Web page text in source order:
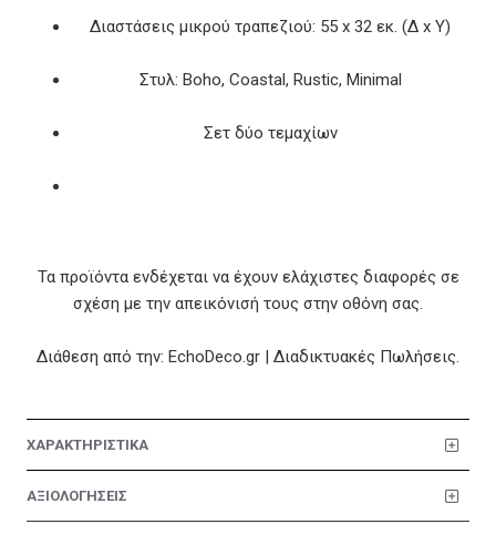
Διαστάσεις μικρού τραπεζιού: 55 x 32 εκ. (Δ x Υ)
Στυλ: Boho, Coastal, Rustic, Minimal
Σετ δύο τεμαχίων
Τα προϊόντα ενδέχεται να έχουν ελάχιστες διαφορές σε
σχέση με την απεικόνισή τους στην οθόνη σας.
Διάθεση από την: EchoDeco.gr | Διαδικτυακές Πωλήσεις.
ΧΑΡΑΚΤΗΡΙΣΤΙΚΑ
ΑΞΙΟΛΟΓΗΣΕΙΣ